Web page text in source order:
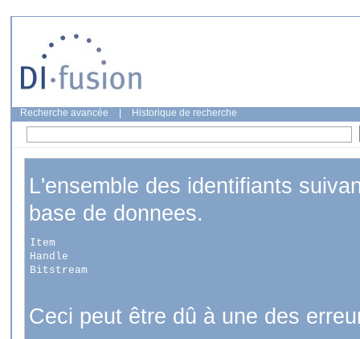
Recherche avancée Historique de recherche
L'ensemble des identifiants
base de donnees.
Item
Handle
Bitstream
Ceci peut être dû à une des